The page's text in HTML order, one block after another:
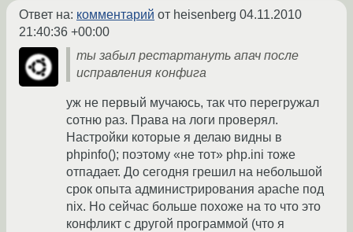
Ответ на: комментарий от heisenberg 04.11.2010
21:40:36 +00:00
ты забыл рестартануть апач после
исправления конфига
уж не первый мучаюсь, так что перегружал
сотню раз. Права на логи проверял.
Настройки которые я делаю видны в
phpinfo(); поэтому «не тот» php.ini тоже
отпадает. До сегодня грешил на небольшой
срок опыта администрирования apache под
nix. Но сейчас больше похоже на то что это
конфликт с другой программой (что я